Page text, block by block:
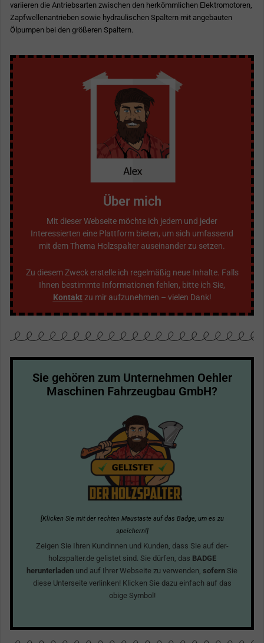
variieren die Antriebsarten zwischen den herkömmlichen Elektromotoren,
Zapfwellenantrieben sowie hydraulischen Spaltern mit angebauten
Ölpumpen bei den größeren Spaltern.
Über mich
Mit dieser Webseite möchte ich jedem und jeder
Interessierten eine Plattform bieten, um sich umfassend
mit dem Thema Holzspalter auseinander zu setzen.
Zu diesem Zweck erstelle ich regelmäßig neue Inhalte. Falls
Ihnen bestimmte Informationen fehlen, bitte ich Sie,
Kontaktzu mir aufzunehmen – vielen Dank!
Sie gehören zum Unternehmen Oehler
Maschinen Fahrzeugbau GmbH?
[Klicken Sie mit der rechten Maustaste auf das Badge, um es zu
speichern!]
Zeigen Sie Ihren Kundinnen und Kunden, dass Sie auf der-
holzspalter.de gelistet sind. Sie dürfen, das BADGE
herunterladen und auf Ihrer Webseite zu verwenden, sofern Sie
diese Unterseite verlinken! Klicken Sie dazu einfach auf das
obige Symbol!